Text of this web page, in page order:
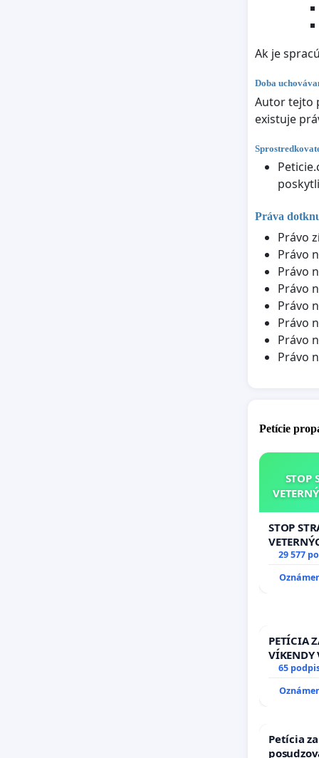
Ak je
Doba
Autor tejto
existuje
Práva
Právo
Právo
Právo
Právo
Právo
Právo
Právo
Právo
Petície
STOP
STOP
29 577
PETÍCIA
VÍKENDY
9.00 DO
TÝŽDEŇ
65
Petícia